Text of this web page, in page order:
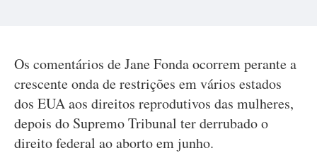
Os comentários de Jane Fonda ocorrem perante a
crescente onda de restrições em vários estados
dos EUA aos direitos reprodutivos das mulheres,
depois do Supremo Tribunal ter derrubado o
direito federal ao aborto em junho.